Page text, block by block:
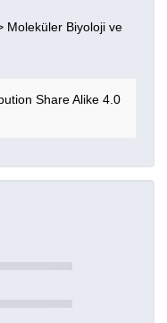
Moleküler Biyoloji ve
Share Alike 4.0